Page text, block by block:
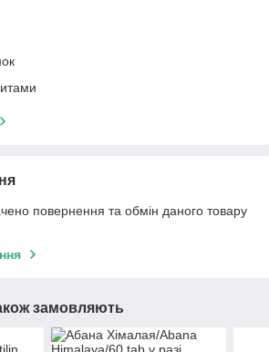
повернення та обмін даного товару
замовляють